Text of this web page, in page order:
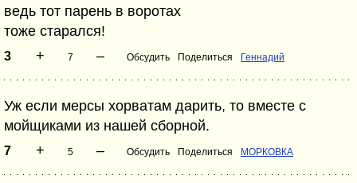
ведь тот парень в воротах
тоже старался!
3 + 7 – Обсудить Поделиться Геннадий
Уж если мерсы хорватам дарить, то вместе с
мойщиками из нашей сборной.
7 + 5 – Обсудить Поделиться МОРКОВКА